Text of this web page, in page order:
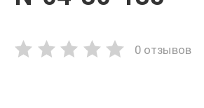
0 отзывов